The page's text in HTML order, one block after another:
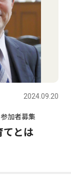
2024.09.20
加者募集
てとは